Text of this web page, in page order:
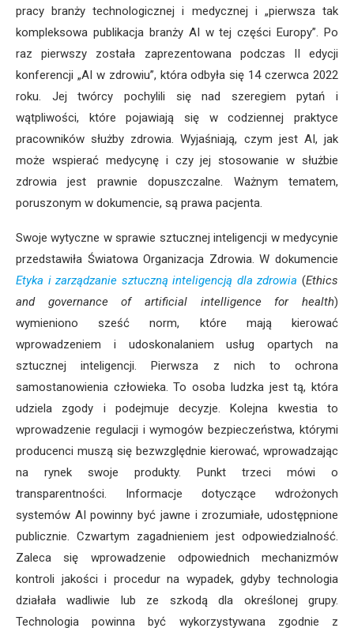
pracy branży technologicznej i medycznej i „pierwsza tak
kompleksowa publikacja branży AI w tej części Europy”. Po
raz pierwszy została zaprezentowana podczas II edycji
konferencji „AI w zdrowiu”, która odbyła się 14 czerwca 2022
roku. Jej twórcy pochylili się nad szeregiem pytań i
wątpliwości, które pojawiają się w codziennej praktyce
pracowników służby zdrowia. Wyjaśniają, czym jest AI, jak
może wspierać medycynę i czy jej stosowanie w służbie
zdrowia jest prawnie dopuszczalne. Ważnym tematem,
poruszonym w dokumencie, są prawa pacjenta.
Swoje wytyczne w sprawie sztucznej inteligencji w medycynie
przedstawiła Światowa Organizacja Zdrowia. W dokumencie
Etyka i zarządzanie sztuczną inteligencją dla zdrowia (Ethics
and governance of artificial intelligence for health)
wymieniono sześć norm, które mają kierować
wprowadzeniem i udoskonalaniem usług opartych na
sztucznej inteligencji. Pierwsza z nich to ochrona
samostanowienia człowieka. To osoba ludzka jest tą, która
udziela zgody i podejmuje decyzje. Kolejna kwestia to
wprowadzenie regulacji i wymogów bezpieczeństwa, którymi
producenci muszą się bezwzględnie kierować, wprowadzając
na rynek swoje produkty. Punkt trzeci mówi o
transparentności. Informacje dotyczące wdrożonych
systemów AI powinny być jawne i zrozumiałe, udostępnione
publicznie. Czwartym zagadnieniem jest odpowiedzialność.
Zaleca się wprowadzenie odpowiednich mechanizmów
kontroli jakości i procedur na wypadek, gdyby technologia
działała wadliwie lub ze szkodą dla określonej grupy.
Technologia powinna być wykorzystywana zgodnie z